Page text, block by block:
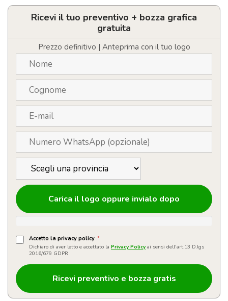
personalizzato
metallo
quantità
Ricevi il tuo preventivo + bozza grafica
gratuita
Prezzo definitivo | Anteprima con il tuo logo
Carica il logo oppure invialo dopo
Accetto la privacy policy *
Dichiaro di aver letto e accettato la Privacy Policy ai sensi dell'art.13 D.lgs
2016/679 GDPR